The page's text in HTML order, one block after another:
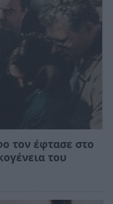
τον έφτασε στο
του